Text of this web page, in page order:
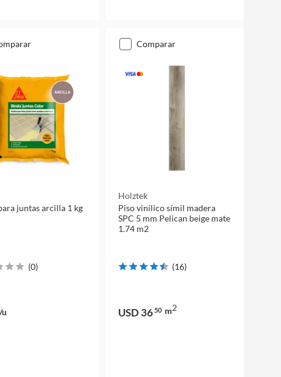
juntas arcilla 1 kg
(0)
comparar
Holztek
Piso vinílico símil madera
SPC 5 mm Pelican beige mate
1.74 m2
(16)
USD 36 50 m2